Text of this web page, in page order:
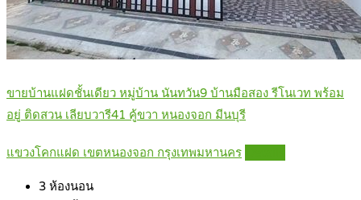
ขายบ้านแฝดชั้นเดียว หมู่บ้าน นันทวัน9 บ้านมือสอง รีโนเวท พร้อม
อยู่ ติดสวน เลียบวารี41 คู้ขวา หนองจอก มีนบุรี
แขวงโคกแฝด เขตหนองจอก กรุงเทพมหานคร
3 ห้องนอน